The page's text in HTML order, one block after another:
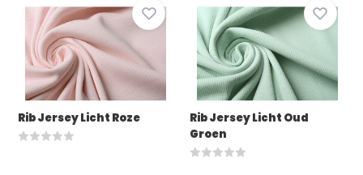
Rib Jersey Licht Roze
Rib Jersey Licht Oud
Groen